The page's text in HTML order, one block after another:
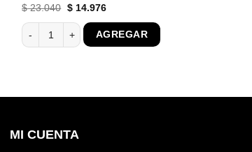
32cm N cantidad
$23.040 El
original
era:
$ 23.040.
$14.976El
es:
$ 14.976.
Colchon Queen Espuma Alta Densidad 180kg Altura
AGREGAR
MI CUENTA